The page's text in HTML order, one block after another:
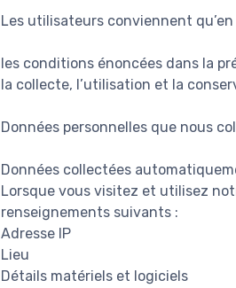
Les utilisateurs conviennent
les conditions énoncées dans la
la collecte, l’utilisation et la
Données personnelles que nous
Données collectées
Lorsque vous visitez et utilisez
renseignements suivants :
Adresse IP
Lieu
Détails matériels et logiciels